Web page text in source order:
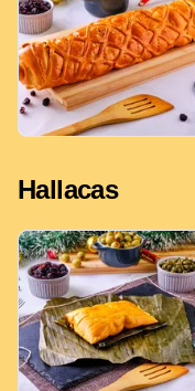
Hallacas